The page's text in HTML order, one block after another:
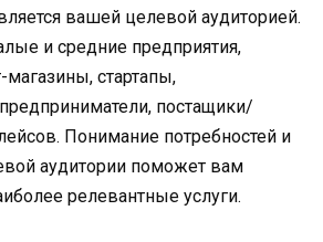
вашей целевой аудиторией.
и средние предприятия,
стартапы,
постащики/
Понимание потребностей и
аудитории поможет вам
релевантные услуги.